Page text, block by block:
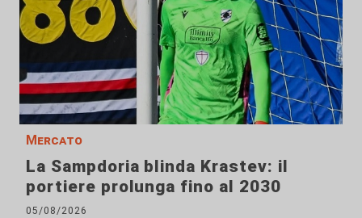
Mercato
La Sampdoria blinda Krastev: il
portiere prolunga fino al 2030
05/08/2026